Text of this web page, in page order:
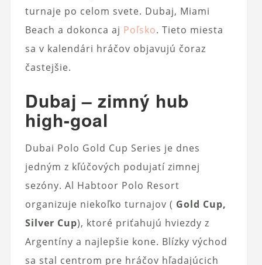
turnaje po celom svete. Dubaj, Miami
Beach a dokonca aj Poľsko. Tieto miesta
sa v kalendári hráčov objavujú čoraz
častejšie.
Dubaj – zimný hub
high-goal
Dubai Polo Gold Cup Series je dnes
jedným z kľúčových podujatí zimnej
sezóny. Al Habtoor Polo Resort
organizuje niekoľko turnajov ( Gold Cup,
Silver Cup), ktoré priťahujú hviezdy z
Argentíny a najlepšie kone. Blízky východ
sa stal centrom pre hráčov hľadajúcich